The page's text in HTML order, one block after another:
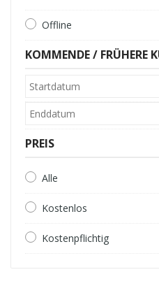
Offline
KOMMENDE / FRÜHERE
PREIS
Alle
Kostenlos
Kostenpflichtig